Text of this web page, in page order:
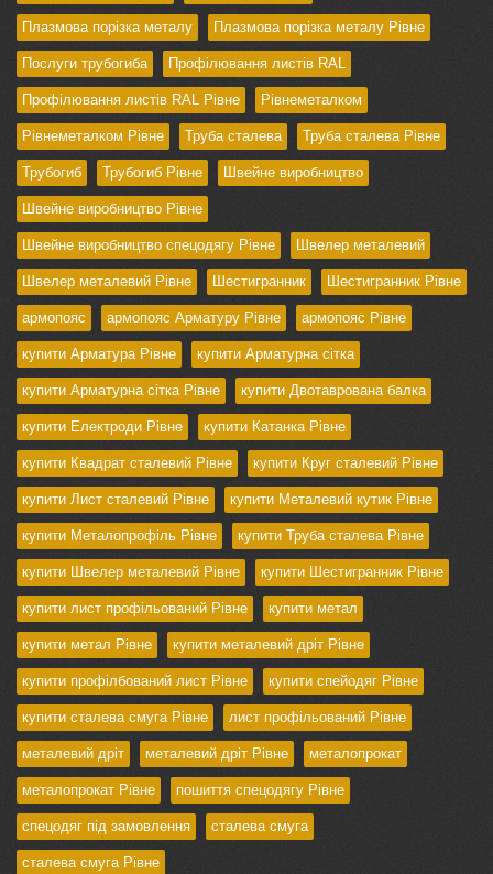
Плазмова порізка металу Плазмова порізка металу Рівне
Послуги трубогиба Профілювання листів RAL
Профілювання листів RAL Рівне Рівнеметалком
Рівнеметалком Рівне Труба сталева Труба сталева Рівне
Трубогиб Трубогиб Рівне Швейне виробництво
Швейне виробництво Рівне
Швейне виробництво спецодягу Рівне Швелер металевий
Швелер металевий Рівне Шестигранник Шестигранник Рівне
армопояс армопояс Арматуру Рівне армопояс Рівне
купити Арматура Рівне купити Арматурна сітка
купити Арматурна сітка Рівне купити Двотаврована балка
купити Електроди Рівне купити Катанка Рівне
купити Квадрат сталевий Рівне купити Круг сталевий Рівне
купити Лист сталевий Рівне купити Металевий кутик Рівне
купити Металопрофіль Рівне купити Труба сталева Рівне
купити Швелер металевий Рівне купити Шестигранник Рівне
купити лист профільований Рівне купити метал
купити метал Рівне купити металевий дріт Рівне
купити профілбований лист Рівне купити спейодяг Рівне
купити сталева смуга Рівне лист профільований Рівне
металевий дріт металевий дріт Рівне металопрокат
металопрокат Рівне пошиття спецодягу Рівне
спецодяг під замовлення сталева смуга
сталева смуга Рівне